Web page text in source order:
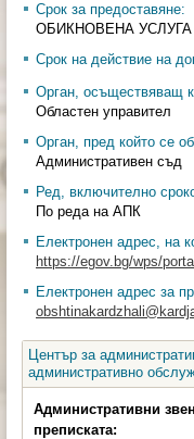
Срок за предоставяне:
ОБИКНОВЕНА УСЛУГА
Срок на действие на
Орган, осъществяващ
Областен управител
Орган, пред който се
Административен съд
Ред, включително
По реда на АПК
Електронен адрес, на
https://egov.bg/wps/
Електронен адрес за
Център за
административно
Административни
преписката: